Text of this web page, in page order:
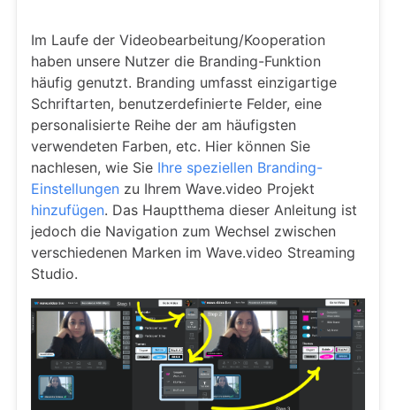
Im Laufe der Videobearbeitung/Kooperation
haben unsere Nutzer die Branding-Funktion
häufig genutzt. Branding umfasst einzigartige
Schriftarten, benutzerdefinierte Felder, eine
personalisierte Reihe der am häufigsten
verwendeten Farben, etc. Hier können Sie
nachlesen, wie Sie Ihre speziellen Branding-
Einstellungen zu Ihrem Wave.video Projekt
hinzufügen. Das Hauptthema dieser Anleitung ist
jedoch die Navigation zum Wechsel zwischen
verschiedenen Marken im Wave.video Streaming
Studio.